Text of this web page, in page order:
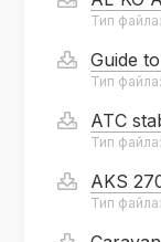
Тип файла:
Guide
Тип файла:
ATC
Тип файла:
AKS
Тип файла: